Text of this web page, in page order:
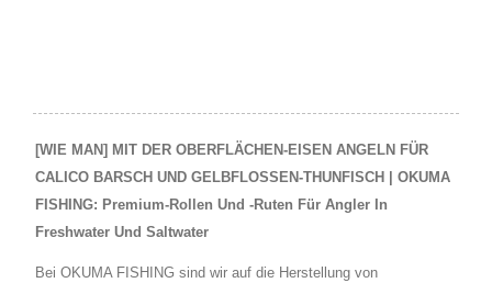
[WIE MAN] MIT DER OBERFLÄCHEN-EISEN ANGELN FÜR
CALICO BARSCH UND GELBFLOSSEN-THUNFISCH | OKUMA
FISHING: Premium-Rollen Und -Ruten Für Angler In
Freshwater Und Saltwater
Bei OKUMA FISHING sind wir auf die Herstellung von